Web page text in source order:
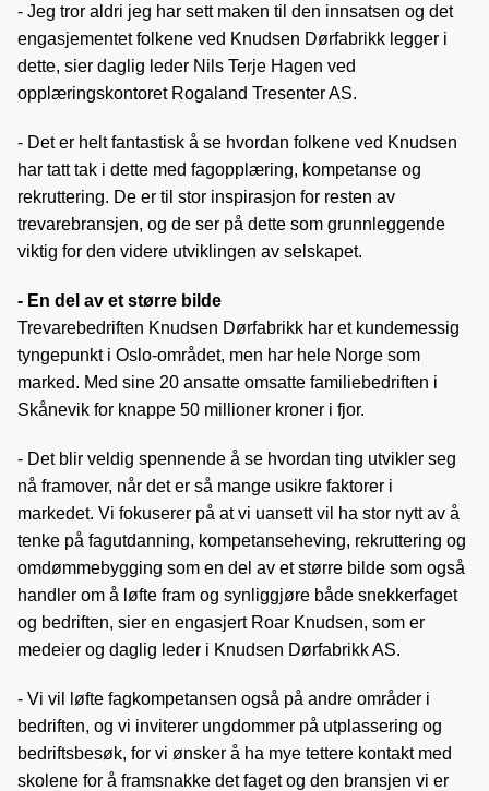
- Jeg tror aldri jeg har sett maken til den innsatsen og det
engasjementet folkene ved Knudsen Dørfabrikk legger i
dette, sier daglig leder Nils Terje Hagen ved
opplæringskontoret Rogaland Tresenter AS.
- Det er helt fantastisk å se hvordan folkene ved Knudsen
har tatt tak i dette med fagopplæring, kompetanse og
rekruttering. De er til stor inspirasjon for resten av
trevarebransjen, og de ser på dette som grunnleggende
viktig for den videre utviklingen av selskapet.
- En del av et større bilde
Trevarebedriften Knudsen Dørfabrikk har et kundemessig
tyngepunkt i Oslo-området, men har hele Norge som
marked. Med sine 20 ansatte omsatte familiebedriften i
Skånevik for knappe 50 millioner kroner i fjor.
- Det blir veldig spennende å se hvordan ting utvikler seg
nå framover, når det er så mange usikre faktorer i
markedet. Vi fokuserer på at vi uansett vil ha stor nytt av å
tenke på fagutdanning, kompetanseheving, rekruttering og
omdømmebygging som en del av et større bilde som også
handler om å løfte fram og synliggjøre både snekkerfaget
og bedriften, sier en engasjert Roar Knudsen, som er
medeier og daglig leder i Knudsen Dørfabrikk AS.
- Vi vil løfte fagkompetansen også på andre områder i
bedriften, og vi inviterer ungdommer på utplassering og
bedriftsbesøk, for vi ønsker å ha mye tettere kontakt med
skolene for å framsnakke det faget og den bransjen vi er